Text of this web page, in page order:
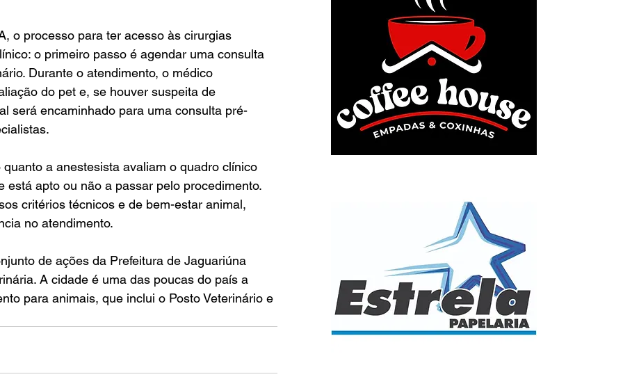
o processo para ter acesso às cirurgias
o primeiro passo é agendar uma consulta
Durante o atendimento, o médico
do pet e, se houver suspeita de
será encaminhado para uma consulta pré-
a anestesista avaliam o quadro clínico
está apto ou não a passar pelo procedimento.
critérios técnicos e de bem-estar animal,
no atendimento.
de ações da Prefeitura de Jaguariúna
A cidade é uma das poucas do país a
para animais, que inclui o Posto Veterinário e